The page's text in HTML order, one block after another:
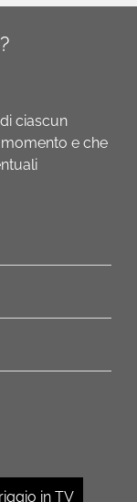
ciascun
e che
in TV